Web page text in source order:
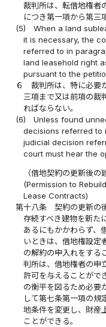
裁判所は、転借地権者
につき第一項から第三
(5)
When a land
it is necessary, the
referred to in
land leasehold right
pursuant to the
６
裁判所は、特に必要
三項まで又は前項の裁
ればならない。
(6)
Unless found
decisions referred to
judicial decision
court must hear the
（借地契約の更新後の
(Permission to
Lease Contracts)
第十八条
契約の更新の
存続すべき建物を新た
あるにもかかわらず、
いときは、借地権設定
の解約の申入れをする
判所は、借地権者の申
許可を与えることがで
の衡平を図るため必要
して第七条第一項の規
地条件を変更し、財産
ことができる。